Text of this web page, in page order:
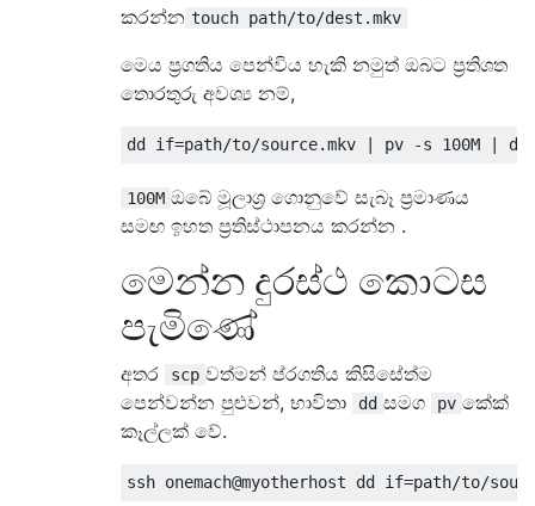
කරන්න touch path/to/dest.mkv
මෙය ප්‍රගතිය පෙන්විය හැකි නමුත් ඔබට ප්‍රතිශත
තොරතුරු අවශ්‍ය නම්,
100M ඔබේ මූලාශ්‍ර ගොනුවේ සැබෑ ප්‍රමාණය
සමඟ ඉහත ප්‍රතිස්ථාපනය කරන්න .
මෙන්න දුරස්ථ කොටස
පැමිණේ
අතර scp වත්මන් ප්රගතිය කිසිසේත්ම
පෙන්වන්න පුළුවන්, භාවිතා
dd සමග pv කේක්
කෑල්ලක් වේ.